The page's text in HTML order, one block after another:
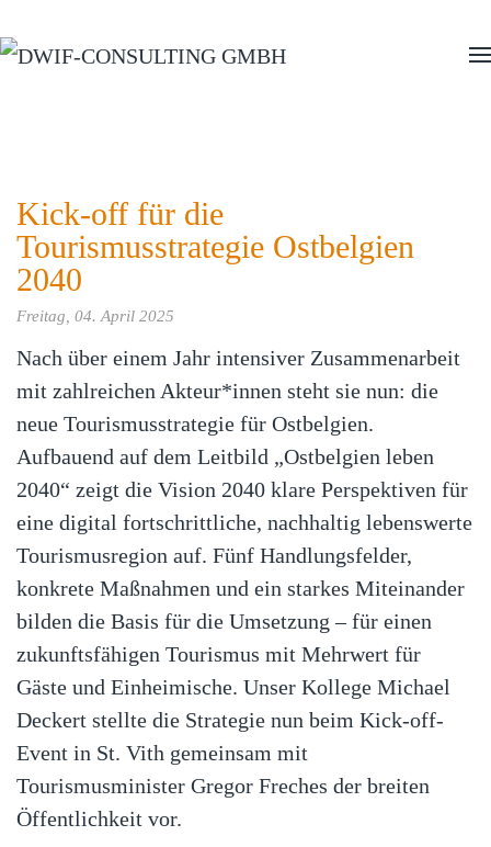
Zum Hauptinhalt springen
Kick-off für die
Tourismusstrategie Ostbelgien
2040
Freitag, 04. April 2025
Nach über einem Jahr intensiver Zusammenarbeit
mit zahlreichen Akteur*innen steht sie nun: die
neue Tourismusstrategie für Ostbelgien.
Aufbauend auf dem Leitbild „Ostbelgien leben
2040“ zeigt die Vision 2040 klare Perspektiven für
eine digital fortschrittliche, nachhaltig lebenswerte
Tourismusregion auf. Fünf Handlungsfelder,
konkrete Maßnahmen und ein starkes Miteinander
bilden die Basis für die Umsetzung – für einen
zukunftsfähigen Tourismus mit Mehrwert für
Gäste und Einheimische. Unser Kollege Michael
Deckert stellte die Strategie nun beim Kick-off-
Event in St. Vith gemeinsam mit
Tourismusminister Gregor Freches der breiten
Öffentlichkeit vor.